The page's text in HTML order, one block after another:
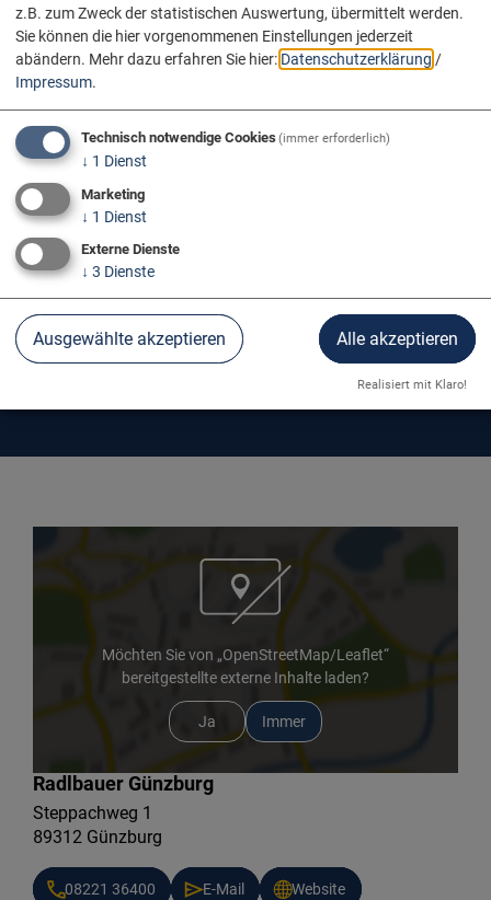
RADLBAUER GÜNZBURG
Möchten Sie von „OpenStreetMap/Leaflet“
bereitgestellte externe Inhalte laden?
Ja Immer
Radlbauer Günzburg
Steppachweg 1
89312 Günzburg
08221 36400 E-Mail Website
z.B. zum Zweck der statistischen Auswertung, übermittelt werden.
Sie können die hier vorgenommenen Einstellungen jederzeit
abändern. Mehr dazu erfahren Sie hier: Datenschutzerklärung /
Impressum.
Technisch notwendige Cookies(immer erforderlich)
↓ 1 Dienst
Marketing
↓ 1 Dienst
Externe Dienste
↓ 3 Dienste
Ausgewählte akzeptieren Alle akzeptieren
Realisiert mit Klaro!